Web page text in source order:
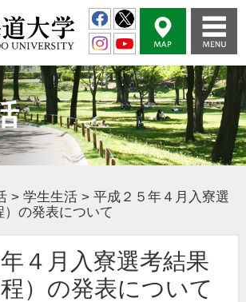
> 学生生活 > 平成２５年４月入寮選
の発表について
４月入寮選考結果
程）の発表について